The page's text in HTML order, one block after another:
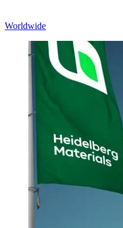
Worldwide